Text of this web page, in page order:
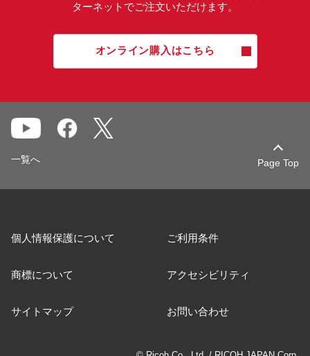
ターネットでご注文いただけます。
オンライン購入はこちら
Page Top
一覧へ
個人情報保護について ご利用条件
商標について アクセシビリティ
サイトマップ お問い合わせ